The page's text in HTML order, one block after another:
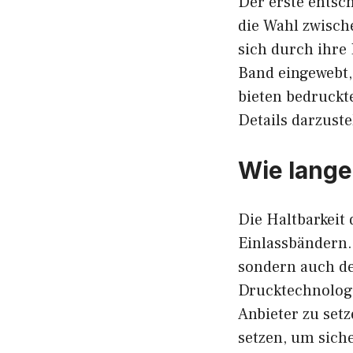
die Wahl
sich durch ihre
Band
bieten
Details
Wie
Die Haltbarkeit
sondern auch
Anbieter zu
setzen, um